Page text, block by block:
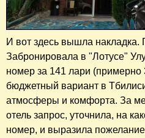
И вот здесь вышла накладка.
Забронировала в "Лотусе"
номер за 141 лари (примерно
бюджетный вариант в
атмосферы и комфорта. За
отель запрос, уточнила, на
номер, и выразила